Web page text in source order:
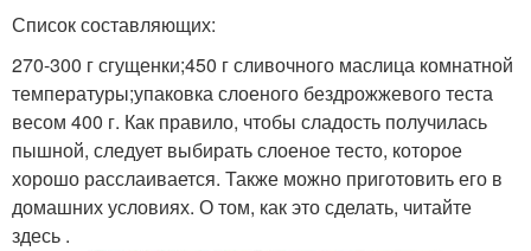
Список составляющих:
270-300 г сгущенки;450 г сливочного маслица комнатной
температуры;упаковка слоеного бездрожжевого теста
весом 400 г. Как правило, чтобы сладость получилась
пышной, следует выбирать слоеное тесто, которое
хорошо расслаивается. Также можно приготовить его в
домашних условиях. О том, как это сделать, читайте
здесь .